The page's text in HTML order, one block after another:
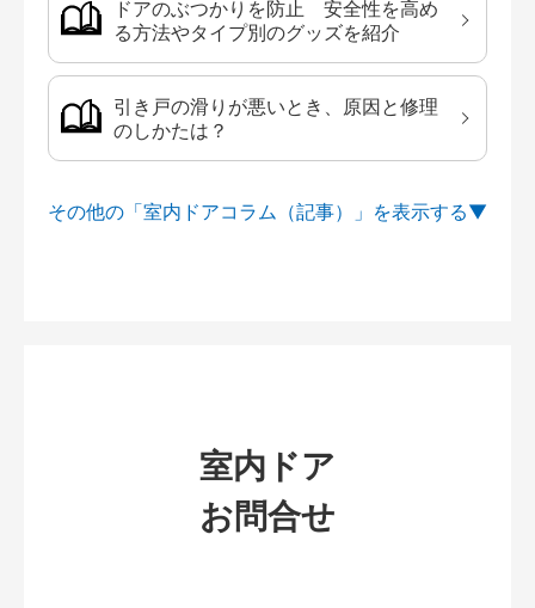
ドアのぶつかりを防止 安全性を高め
る方法やタイプ別のグッズを紹介
引き戸の滑りが悪いとき、原因と修理
のしかたは？
その他の「室内ドアコラム（記事）」を
室内ドア
お問合せ